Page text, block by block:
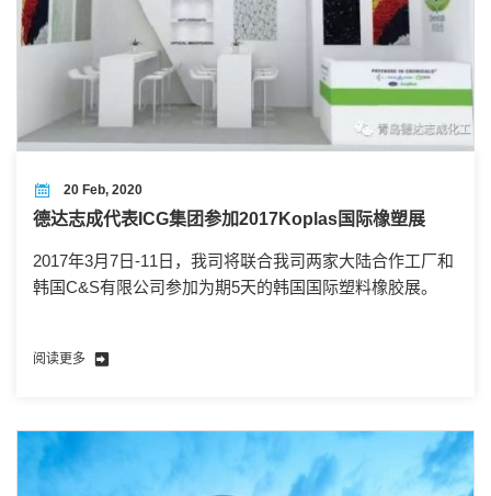
20 Feb, 2020
德达志成代表ICG集团参加2017Koplas国际橡塑展
2017年3月7日-11日，我司将联合我司两家大陆合作工厂和
韩国C&S有限公司参加为期5天的韩国国际塑料橡胶展。
阅读更多